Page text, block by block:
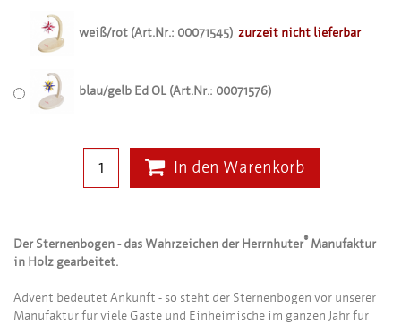
weiß/rot (Art.Nr.: 00071545) zurzeit nicht lieferbar
blau/gelb Ed OL (Art.Nr.: 00071576)
In den Warenkorb
Der Sternenbogen - das Wahrzeichen der Herrnhuter® Manufaktur
in Holz gearbeitet.
Advent bedeutet Ankunft - so steht der Sternenbogen vor unserer
Manufaktur für viele Gäste und Einheimische im ganzen Jahr für